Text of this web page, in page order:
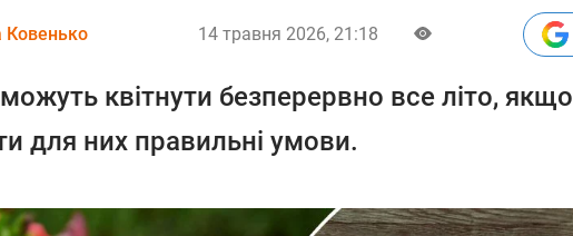
Ковенько 14 травня 2026, 21:18
можуть квітнути безперервно все літо, якщо
для них правильні умови.